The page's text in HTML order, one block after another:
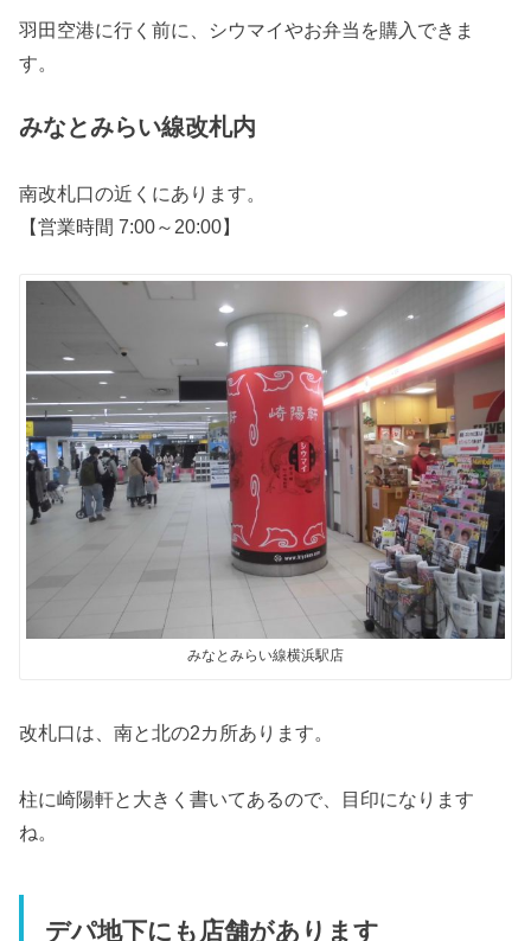
羽田空港に行く前に、シウマイやお弁当を購入できま
す。
みなとみらい線改札内
南改札口の近くにあります。
【営業時間 7:00～20:00】
みなとみらい線横浜駅店
改札口は、南と北の2カ所あります。
柱に崎陽軒と大きく書いてあるので、目印になります
ね。
デパ地下にも店舗があります